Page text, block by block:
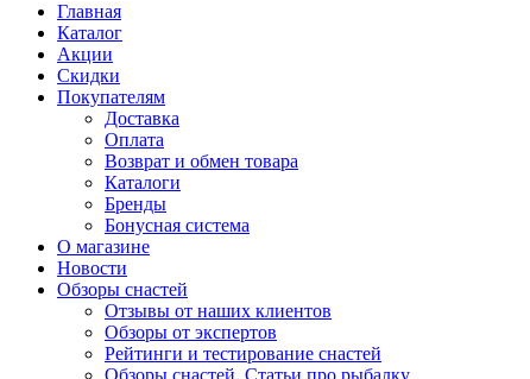
Главная
Каталог
Акции
Скидки
Покупателям
Доставка
Оплата
Возврат и обмен товара
Каталоги
Бренды
Бонусная система
О магазине
Новости
Обзоры снастей
Отзывы от наших клиентов
Обзоры от экспертов
Рейтинги и тестирование снастей
Обзоры снастей. Статьи про рыбалку